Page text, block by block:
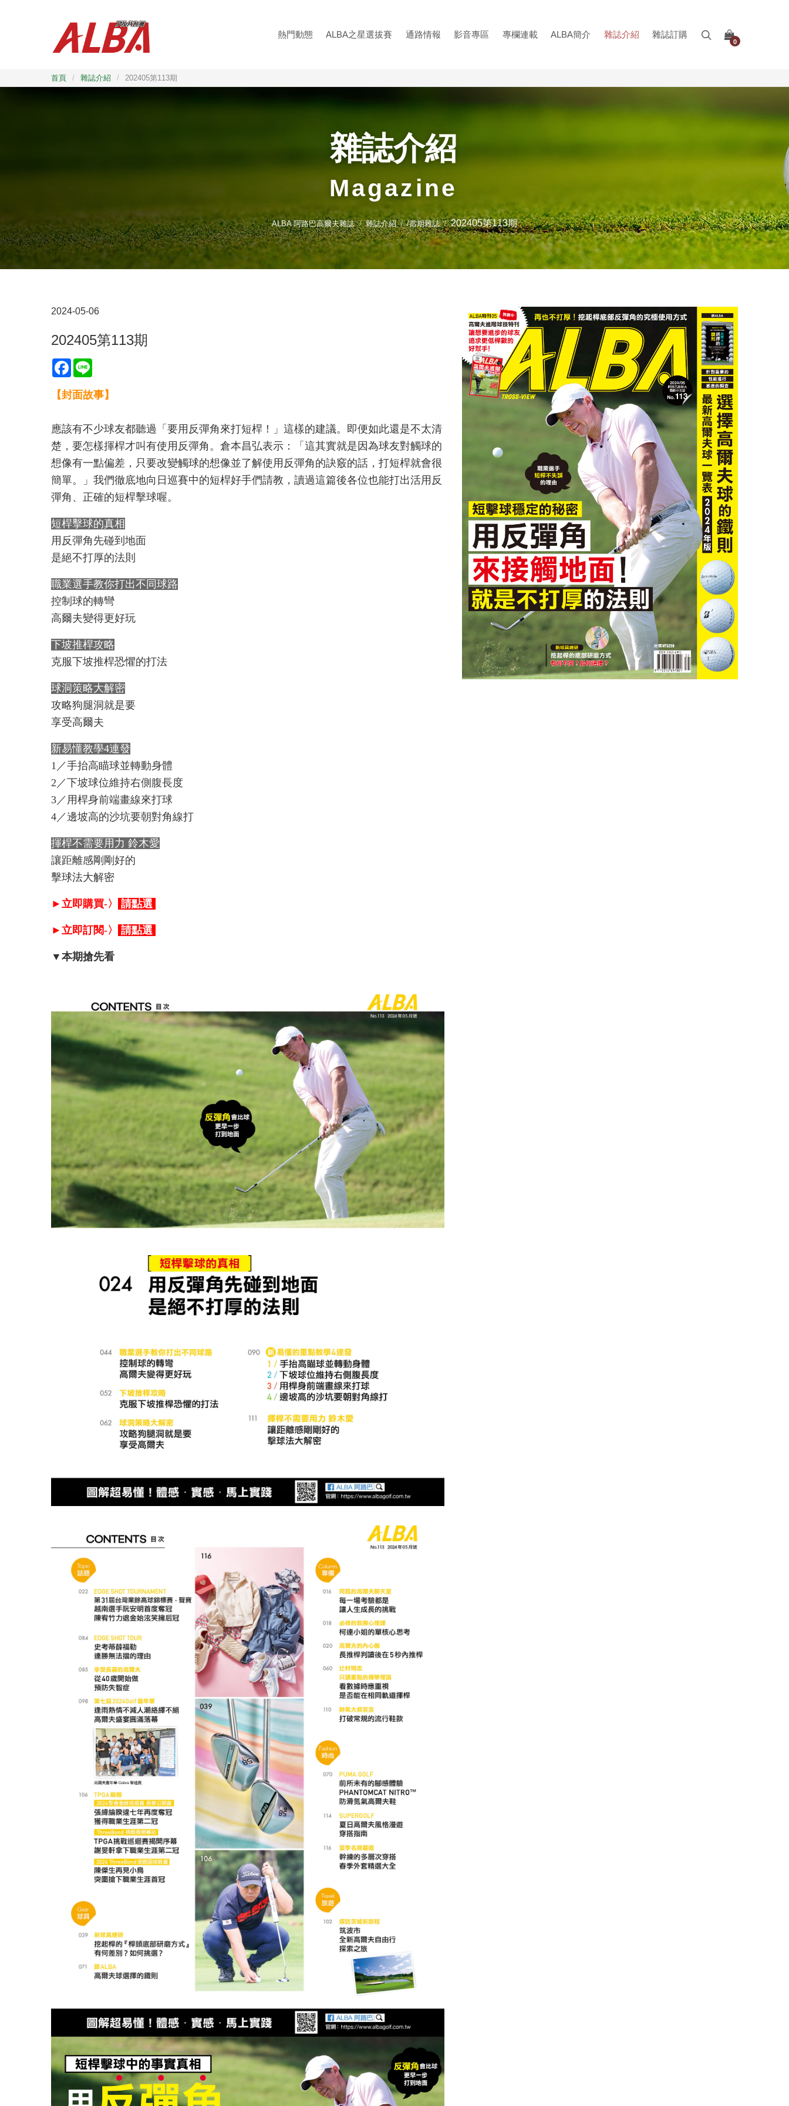
熱門動態 ALBA之星選拔賽 通路情報 影音專區 專欄連載 ALBA簡介 雜誌介紹 雜誌訂購
0
首頁 / 雜誌介紹 / 202405第113期
雜誌介紹
Magazine
ALBA 阿路巴高爾夫雜誌 雜誌介紹 /當期雜誌 202405第113期
2024-05-06
202405第113期
Facebook
【封面故事】
應該有不少球友都聽過「要用反彈角來打短桿！」這樣的建議。即便如此還是不太清
楚，要怎樣揮桿才叫有使用反彈角。倉本昌弘表示：「這其實就是因為球友對觸球的
想像有一點偏差，只要改變觸球的想像並了解使用反彈角的訣竅的話，打短桿就會很
簡單。」我們徹底地向日巡賽中的短桿好手們請教，讀過這篇後各位也能打出活用反
彈角、正確的短桿擊球喔。
短桿擊球的真相
用反彈角先碰到地面
是絕不打厚的法則
職業選手教你打出不同球路
控制球的轉彎
高爾夫變得更好玩
下坡推桿攻略
克服下坡推桿恐懼的打法
球洞策略大解密
攻略狗腿洞就是要
享受高爾夫
新易懂教學4連發
1／手抬高瞄球並轉動身體
2／下坡球位維持右側腹長度
3／用桿身前端畫線來打球
4／邊坡高的沙坑要朝對角線打
揮桿不需要用力 鈴木愛
讓距離感剛剛好的
擊球法大解密
►立即購買-〉 請點選
►立即訂閱-〉 請點選
▼本期搶先看